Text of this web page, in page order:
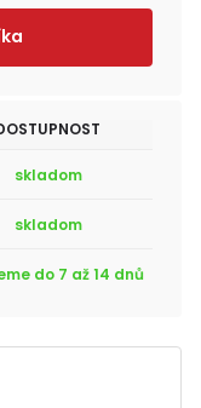
skladom
skladom
do 7 až 14 dnů